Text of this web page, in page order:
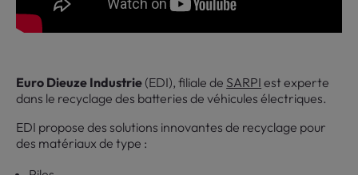
Euro Dieuze Industrie (EDI), filiale de SARPI est experte
dans le recyclage des batteries de véhicules électriques.
EDI propose des solutions innovantes de recyclage pour
des matériaux de type :